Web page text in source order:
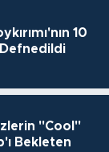
10
Defnedildi
"Cool"
Bekleten